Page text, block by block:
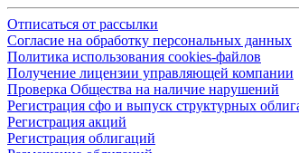
Отписаться от рассылки
Согласие на обработку персональных данных
Политика использования cookies-файлов
Получение лицензии управляющей компании
Проверка Общества на наличие нарушений
Регистрация сфо и выпуск структурных
Регистрация акций
Регистрация облигаций